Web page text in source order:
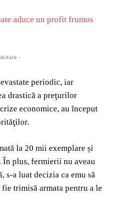
aduce un profit frumos
-
periodic, iar
drastică a preţurilor
economice, au ȋnceput
la 20 mii exemplare și
În plus, fermierii nu aveau
s-a luat decizia ca emu să
trimisă armata pentru a le